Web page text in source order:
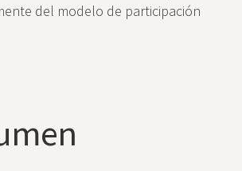
del modelo de participación